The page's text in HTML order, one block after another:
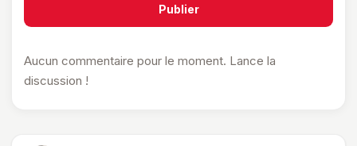
Publier
Aucun commentaire pour le moment. Lance la
discussion !